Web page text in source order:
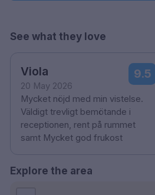
See what they love
Viola
20 May 2026
9.5
Mycket nöjd med min vistelse.
Väldigt trevligt bemötande i
receptionen, rent på rummet
samt Mycket god frukost
Explore the area